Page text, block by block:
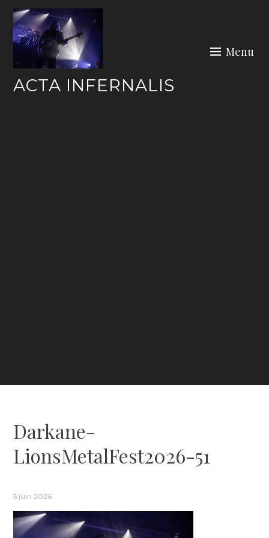
Skip
content
ACTA INFERNALIS
Menu
Darkane-
LionsMetalFest2026-51
5 juin 2026